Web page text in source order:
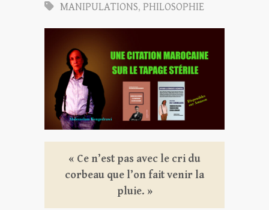
MANIPULATIONS, PHILOSOPHIE
« Ce n’est pas avec le cri du
corbeau que l’on fait venir la
pluie. »